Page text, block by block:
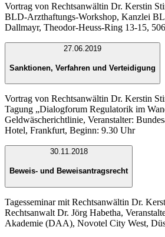
Vortrag von Rechtsanwältin Dr. Kerstin
BLD-Arzthaftungs-Workshop, Kanzlei
Dallmayr, Theodor-Heuss-Ring 13-15,
27.06.2019
Sanktionen, Verfahren und Verteidigung
Vortrag von Rechtsanwältin Dr. Kerstin
Tagung „Dialogforum Regulatorik im
Geldwäscherichtlinie, Veranstalter:
Hotel, Frankfurt, Beginn: 9.30 Uhr
30.11.2018
Beweis- und Beweisantragsrecht
Tagesseminar mit Rechtsanwältin Dr.
Rechtsanwalt Dr. Jörg Habetha,
Akademie (DAA), Novotel City West,